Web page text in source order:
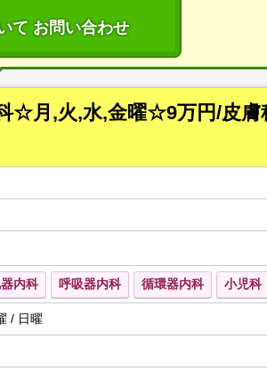
て お問い合わせ
☆月,火,水,金曜☆9万円/皮
内科 呼吸器内科 循環器内科 小児科
/ 日曜